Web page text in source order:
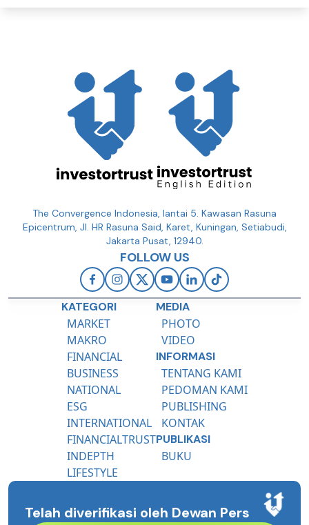
The Convergence Indonesia, lantai 5. Kawasan Rasuna
Epicentrum, Jl. HR Rasuna Said, Karet, Kuningan, Setiabudi,
Jakarta Pusat, 12940.
FOLLOW US
KATEGORI
MARKET
MAKRO
FINANCIAL
BUSINESS
NATIONAL
ESG
INTERNATIONAL
FINANCIALTRUST
INDEPTH
LIFESTYLE
MEDIA
PHOTO
VIDEO
INFORMASI
TENTANG KAMI
PEDOMAN KAMI
PUBLISHING
KONTAK
PUBLIKASI
BUKU
Telah diverifikasi oleh Dewan Pers